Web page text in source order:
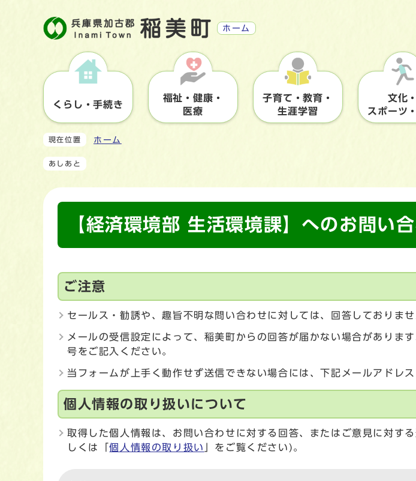
ホーム
くらし・手続き
福祉・健康・
医療
子育て・教育・
生涯学習
文化・
スポーツ
現在位置 ホーム
あしあと
【経済環境部 生活環境課】へのお問い
ご注意
セールス・勧誘や、趣旨不明な問い合わせに対しては、回答しておりませ
メールの受信設定によって、稲美町からの回答が届かない場合がありま
号をご記入ください。
当フォームが上手く動作せず送信できない場合には、下記メールアドレス
個人情報の取り扱いについて
取得した個人情報は、お問い合わせに対する回答、またはご意見に対す
しくは「個人情報の取り扱い 」をご覧ください)。